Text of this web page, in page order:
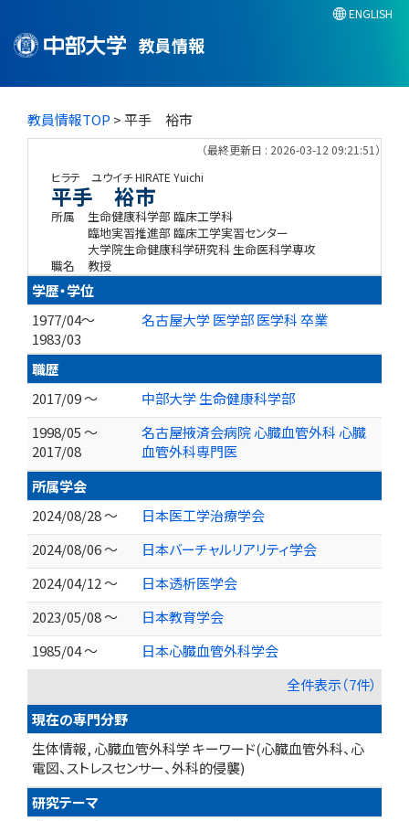
教員情報
ENGLISH
教員情報TOP > 平手 裕市
（最終更新日 : 2026-03-12 09:21:51）
ヒラテ ユウイチHIRATE Yuichi
平手 裕市
所属
生命健康科学部 臨床工学科
臨地実習推進部 臨床工学実習センター
大学院生命健康科学研究科 生命医科学専攻
職名
教授
学歴・学位
1977/04～
1983/03
名古屋大学 医学部 医学科 卒業
職歴
2017/09 ～
中部大学 生命健康科学部
1998/05 ～
2017/08
名古屋掖済会病院 心臓血管外科 心臓
血管外科専門医
所属学会
2024/08/28 ～
日本医工学治療学会
2024/08/06 ～
日本バーチャルリアリティ学会
2024/04/12 ～
日本透析医学会
2023/05/08 ～
日本教育学会
1985/04 ～
日本心臓血管外科学会
全件表示（7件）
現在の専門分野
生体情報, 心臓血管外科学 キーワード(心臓血管外科、心
電図、ストレスセンサー、外科的侵襲)
研究テーマ